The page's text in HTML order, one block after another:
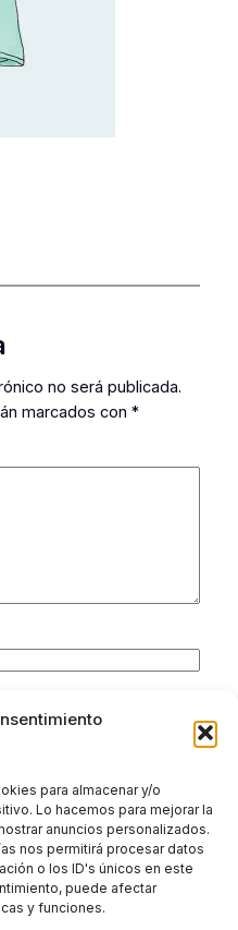
para almacenar y/o
Lo hacemos para mejorar la
anuncios personalizados.
nos permitirá procesar datos
o los ID's únicos en este
puede afectar
y funciones.
no será publicada.
marcados con *
electrónico y web en
vez que comente.